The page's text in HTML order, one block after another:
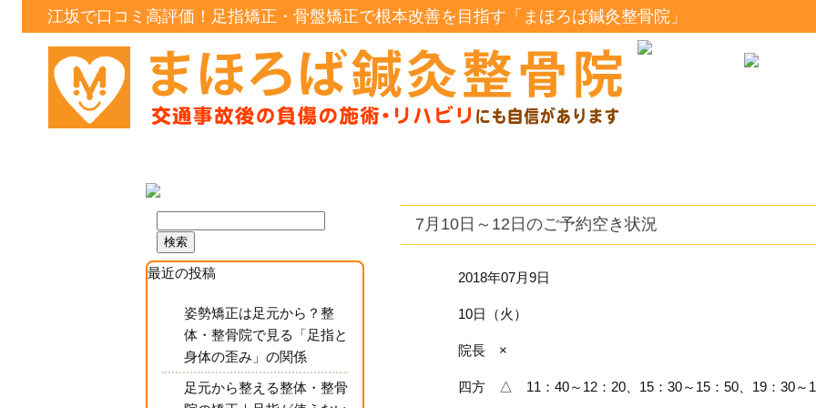
江坂で口コミ高評価！足指矯正・骨盤矯正で根本改善を目指す「まほろば鍼灸整骨院」
7月10日～12日のご予約空き状況
2018年07月9日
10日（火）
院長 ×
四方 △ 11：40～12：20、15：30～15：50、19：30～
最近の投稿
姿勢矯正は足元から？整
体・整骨院で見る「足指と
身体の歪み」の関係
足元から整える整体・整骨